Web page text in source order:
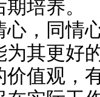
培养。
心，同情
为其更好
价值观，